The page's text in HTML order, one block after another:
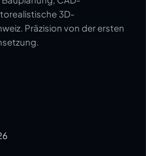
3D-
Präzision von der ersten